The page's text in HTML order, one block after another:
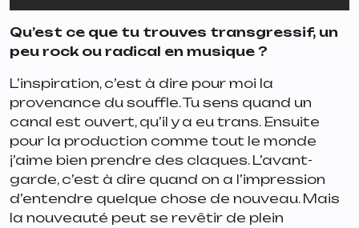
Qu’est ce que tu trouves transgressif, un
peu rock ou radical en musique ?
L’inspiration, c’est à dire pour moi la
provenance du souffle. Tu sens quand un
canal est ouvert, qu’il y a eu trans. Ensuite
pour la production comme tout le monde
j’aime bien prendre des claques. L’avant-
garde, c’est à dire quand on a l’impression
d’entendre quelque chose de nouveau. Mais
la nouveauté peut se revêtir de plein